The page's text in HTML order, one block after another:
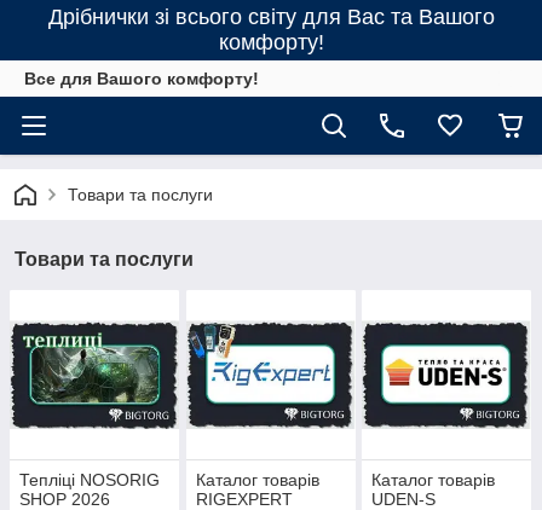
Дрібнички зі всього світу для Вас та Вашого
комфорту!
Все для Вашого комфорту!
Товари та послуги
Товари та послуги
Тепліці NOSORIG
SHOP 2026
Каталог товарів
RIGEXPERT
Каталог товарів
UDEN-S